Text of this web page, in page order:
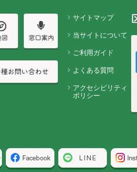
サイトマップ
当サイトについて
ご利用ガイド
よくある質問
アクセシビリティ
ポリシー